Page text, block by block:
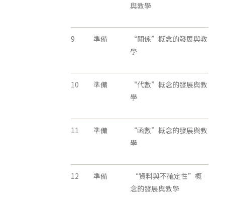
與教學
9 準備
“關係”概念的發展與教
學
10 準備
“代數”概念的發展與教
學
11 準備
“函數”概念的發展與教
學
12 準備
“資料與不確定性”概
念的發展與教學